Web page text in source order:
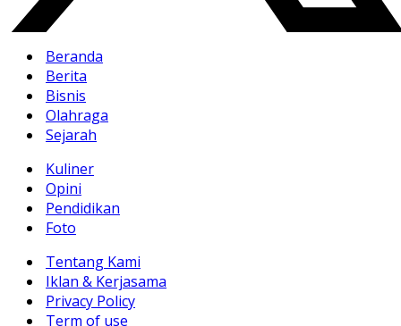
Beranda
Berita
Bisnis
Olahraga
Sejarah
Kuliner
Opini
Pendidikan
Foto
Tentang Kami
Iklan & Kerjasama
Privacy Policy
Term of use